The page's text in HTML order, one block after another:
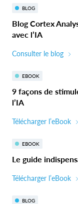
BLOG
Blog Cortex
avec l’IA
Consulter le blog
EBOOK
9 façons de
l’IA
Télécharger l’eBook
EBOOK
Le guide
Télécharger l’eBook
BLOG